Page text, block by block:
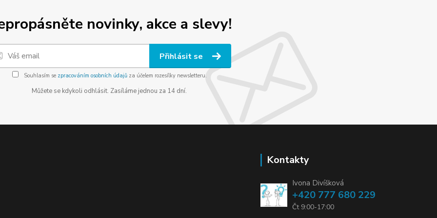
novinky, akce a slevy!
Přihlásit se
Souhlasím se zpracováním osobních údajůza účelem rozesílky newsletteru.
Můžete se kdykoli odhlásit. Zasíláme jednou za 14 dní.
Kontakty
Ivona Divíšková
+420 777 680 229
Čt 9:00-17:00